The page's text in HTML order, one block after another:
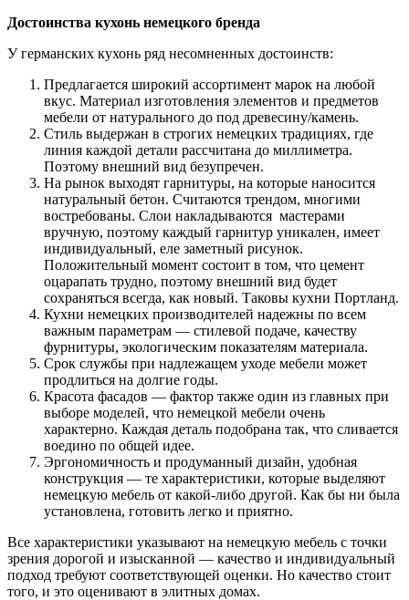
Достоинства кухонь немецкого бренда
У германских кухонь ряд несомненных достоинств:
Предлагается широкий ассортимент марок на любой
вкус. Материал изготовления элементов и предметов
мебели от натурального до под древесину/камень.
Стиль выдержан в строгих немецких традициях, где
линия каждой детали рассчитана до миллиметра.
Поэтому внешний вид безупречен.
На рынок выходят гарнитуры, на которые наносится
натуральный бетон. Считаются трендом, многими
востребованы. Слои накладываются мастерами
вручную, поэтому каждый гарнитур уникален, имеет
индивидуальный, еле заметный рисунок.
Положительный момент состоит в том, что цемент
оцарапать трудно, поэтому внешний вид будет
сохраняться всегда, как новый. Таковы кухни Портланд.
Кухни немецких производителей надежны по всем
важным параметрам — стилевой подаче, качеству
фурнитуры, экологическим показателям материала.
Срок службы при надлежащем уходе мебели может
продлиться на долгие годы.
Красота фасадов — фактор также один из главных при
выборе моделей, что немецкой мебели очень
характерно. Каждая деталь подобрана так, что сливается
воедино по общей идее.
Эргономичность и продуманный дизайн, удобная
конструкция — те характеристики, которые выделяют
немецкую мебель от какой-либо другой. Как бы ни была
установлена, готовить легко и приятно.
Все характеристики указывают на немецкую мебель с точки
зрения дорогой и изысканной — качество и индивидуальный
подход требуют соответствующей оценки. Но качество стоит
того, и это оценивают в элитных домах.